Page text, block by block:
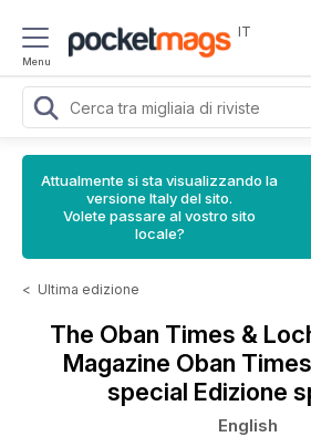
Menu
IT
Attualmente si sta visualizzando la
versione Italy del sito.
Volete passare al vostro sito
locale?
< Ultima edizione
The Oban Times &
Magazine Oban
special Edizione
English